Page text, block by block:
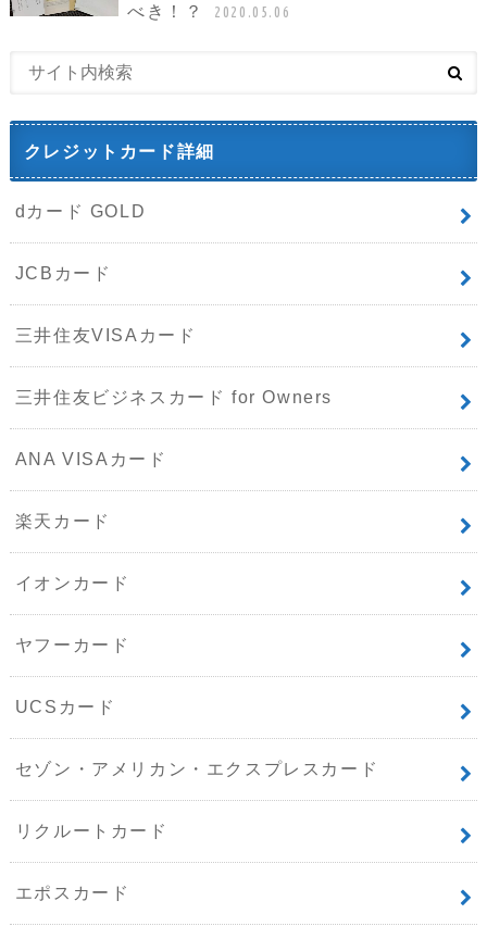
べき！？
2020.05.06
クレジットカード詳細
dカード GOLD
JCBカード
三井住友VISAカード
三井住友ビジネスカード for Owners
ANA VISAカード
楽天カード
イオンカード
ヤフーカード
UCSカード
セゾン・アメリカン・エクスプレスカード
リクルートカード
エポスカード